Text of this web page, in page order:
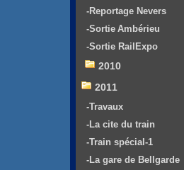
-Reportage Nevers
-Sortie Ambérieu
-Sortie RailExpo
2010
2011
-Travaux
-La cite du train
-Train spécial-1
-La gare de Bellgarde